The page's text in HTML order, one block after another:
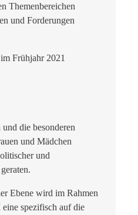
Themenbereichen
und Forderungen
Frühjahr 2021
die besonderen
und Mädchen
und
Ebene wird im Rahmen
spezifisch auf die